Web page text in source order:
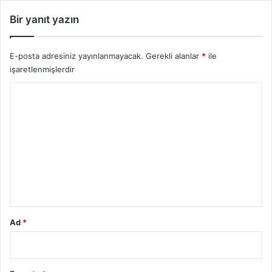
Bir yanıt yazın
E-posta adresiniz yayınlanmayacak. Gerekli alanlar * ile
işaretlenmişlerdir
Ad *